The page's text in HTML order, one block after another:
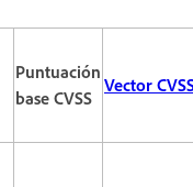
Puntuación
base CVSS
Vector